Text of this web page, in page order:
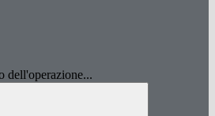
dell'operazione...